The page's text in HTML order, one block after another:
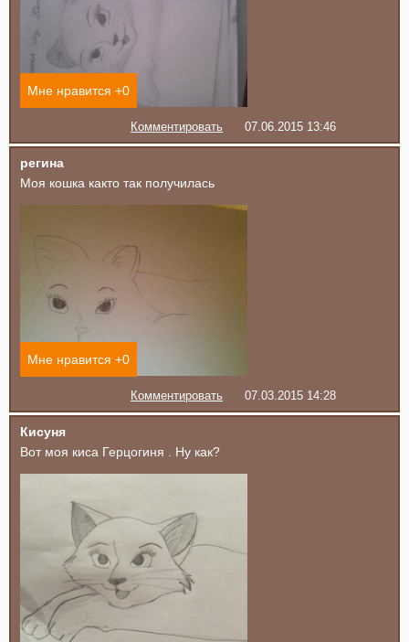
Мне нравится +0
Комментировать 07.06.2015 13:46
регина
Моя кошка както так получилась
Мне нравится +0
Комментировать 07.03.2015 14:28
Кисуня
Вот моя киса Герцогиня . Ну как?